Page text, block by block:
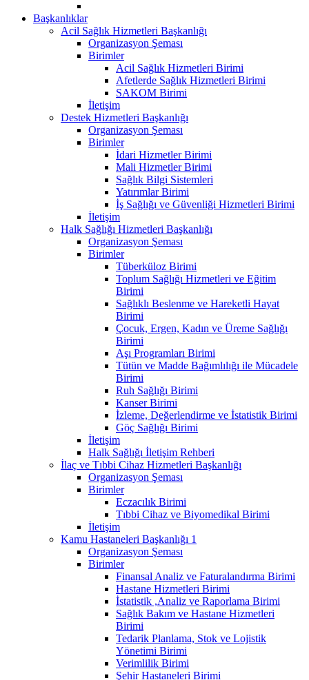
Başkanlıklar
Acil Sağlık Hizmetleri Başkanlığı
Organizasyon Şeması
Birimler
Acil Sağlık Hizmetleri Birimi
Afetlerde Sağlık Hizmetleri Birimi
SAKOM Birimi
İletişim
Destek Hizmetleri Başkanlığı
Organizasyon Şeması
Birimler
İdari Hizmetler Birimi
Mali Hizmetler Birimi
Sağlık Bilgi Sistemleri
Yatırımlar Birimi
İş Sağlığı ve Güvenliği Hizmetleri Birimi
İletişim
Halk Sağlığı Hizmetleri Başkanlığı
Organizasyon Şeması
Birimler
Tüberküloz Birimi
Toplum Sağlığı Hizmetleri ve Eğitim
Birimi
Sağlıklı Beslenme ve Hareketli Hayat
Birimi
Çocuk, Ergen, Kadın ve Üreme Sağlığı
Birimi
Aşı Programları Birimi
Tütün ve Madde Bağımlılığı ile Mücadele
Birimi
Ruh Sağlığı Birimi
Kanser Birimi
İzleme, Değerlendirme ve İstatistik Birimi
Göç Sağlığı Birimi
İletişim
Halk Sağlığı İletişim Rehberi
İlaç ve Tıbbi Cihaz Hizmetleri Başkanlığı
Organizasyon Şeması
Birimler
Eczacılık Birimi
Tıbbi Cihaz ve Biyomedikal Birimi
İletişim
Kamu Hastaneleri Başkanlığı 1
Organizasyon Şeması
Birimler
Finansal Analiz ve Faturalandırma Birimi
Hastane Hizmetleri Birimi
İstatistik ,Analiz ve Raporlama Birimi
Sağlık Bakım ve Hastane Hizmetleri
Birimi
Tedarik Planlama, Stok ve Lojistik
Yönetimi Birimi
Verimlilik Birimi
Şehir Hastaneleri Birimi